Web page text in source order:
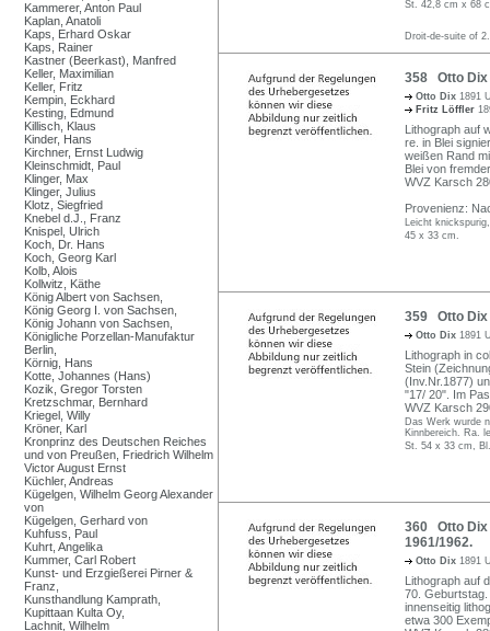
Kammerer, Anton Paul
Kaplan, Anatoli
Kaps, Erhard Oskar
Kaps, Rainer
Kastner (Beerkast), Manfred
Keller, Maximilian
Keller, Fritz
Kempin, Eckhard
Kesting, Edmund
Killisch, Klaus
Kinder, Hans
Kirchner, Ernst Ludwig
Kleinschmidt, Paul
Klinger, Max
Klinger, Julius
Klotz, Siegfried
Knebel d.J., Franz
Knispel, Ulrich
Koch, Dr. Hans
Koch, Georg Karl
Kolb, Alois
Kollwitz, Käthe
König Albert von Sachsen,
König Georg I. von Sachsen,
König Johann von Sachsen,
Königliche Porzellan-Manufaktur
Berlin,
Körnig, Hans
Kotte, Johannes (Hans)
Kozik, Gregor Torsten
Kretzschmar, Bernhard
Kriegel, Willy
Kröner, Karl
Kronprinz des Deutschen Reiches
und von Preußen, Friedrich Wilhelm
Victor August Ernst
Küchler, Andreas
Kügelgen, Wilhelm Georg Alexander
von
Kügelgen, Gerhard von
Kuhfuss, Paul
Kuhrt, Angelika
Kummer, Carl Robert
Kunst- und Erzgießerei Pirner &
Franz,
Kunsthandlung Kamprath,
Kupittaan Kulta Oy,
Lachnit, Wilhelm
St. 42,8 cm x 68
Droit-de-suite of
358 Otto Dix
Otto Dix 1891
Fritz Löffler
Lithograph auf
re. in Blei
weißen Rand
Blei von
WVZ Karsch
Provenienz:
Leicht
45 x 33 cm.
359 Otto Dix
Otto Dix 1891
Lithograph in
Stein
(Inv.Nr.1877)
"17/ 20". Im
WVZ Karsch
Das Werk wurde
Kinnbereich. Ra.
St. 54 x 33 cm,
360 Otto Dix
1961/1962.
Otto Dix 1891
Lithograph auf
70.
innenseitig
etwa 300